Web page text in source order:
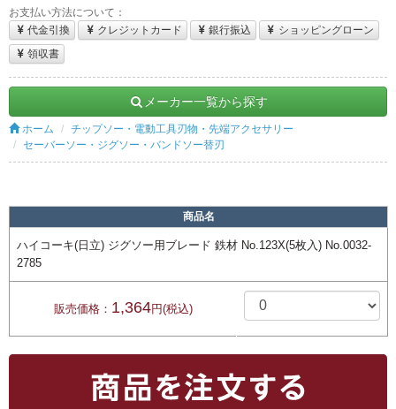
お支払い方法について：
代金引換
クレジットカード 銀行振込
ショッピングローン
領収書
メーカー一覧から探す
ホーム
チップソー・電動工具刃物・先端アクセサリー
セーバーソー・ジグソー・バンドソー替刃
商品名
ハイコーキ(日立) ジグソー用ブレード 鉄材 No.123X(5枚入) No.0032-
2785
販売価格： 1,364円(税込)